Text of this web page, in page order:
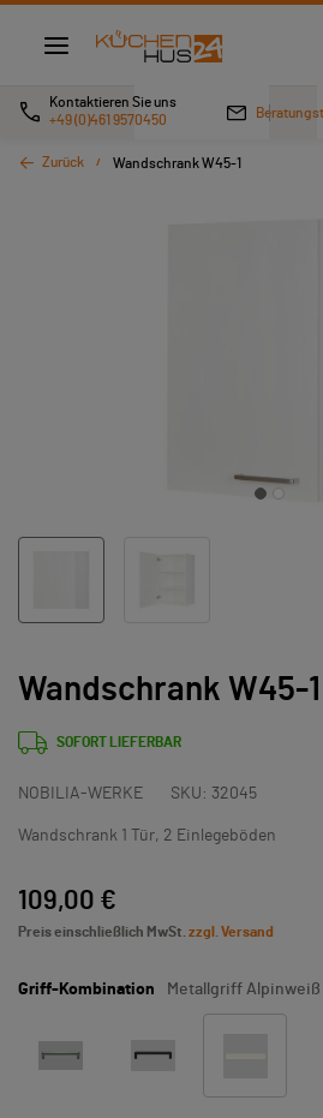
Kontaktieren Sie uns
+49 (0)461 9570450
Zurück Wandschrank W45-1
Wandschrank W45-1
SOFORT LIEFERBAR
NOBILIA-WERKE SKU: 32045
Wandschrank 1 Tür, 2 Einlegeböden
109,00 €
Preis einschließlich MwSt. zzgl. Versand
Griff-Kombination Metallgriff Alpinweiß